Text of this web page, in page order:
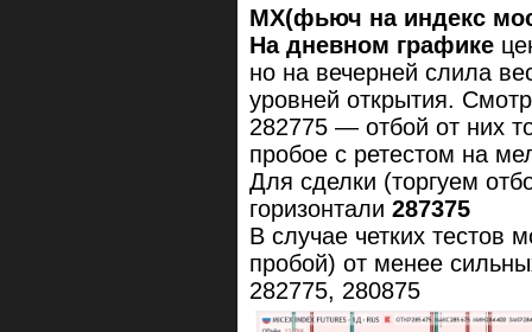
MX(фьюч на индекс
На дневном графике
но на вечерней слила
уровней открытия.
282775 — отбой от них
пробое с ретестом на
Для сделки (торгуем
горизонтали 287375
В случае четких тестов
пробой) от менее
282775, 280875